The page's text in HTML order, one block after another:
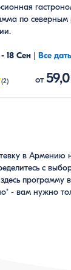
по северным
18 Сен | Все
(2) от
в Армению
с
программу
- вам нужно